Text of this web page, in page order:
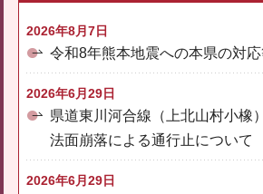
2026年8月7日
令和8年熊本地震への本県の対
2026年6月29日
県道東川河合線（上北山村小橡
法面崩落による通行止について
2026年6月29日